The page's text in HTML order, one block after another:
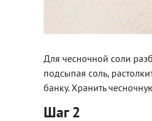
Для чесночной соли
подсыпая соль,
банку. Хранить
Шаг 2